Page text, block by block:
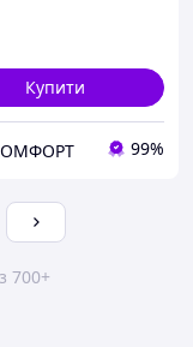
Купити
99%
700+